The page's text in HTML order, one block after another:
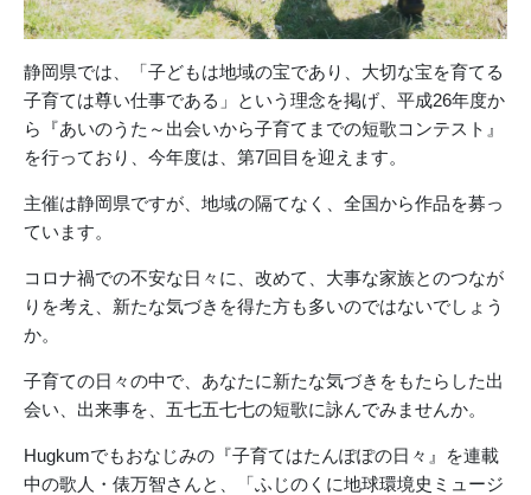
静岡県では、「子どもは地域の宝であり、大切な宝を育てる
子育ては尊い仕事である」という理念を掲げ、平成26年度か
ら『あいのうた～出会いから子育てまでの短歌コンテスト』
を行っており、今年度は、第7回目を迎えます。
主催は静岡県ですが、地域の隔てなく、全国から作品を募っ
ています。
コロナ禍での不安な日々に、改めて、大事な家族とのつなが
りを考え、新たな気づきを得た方も多いのではないでしょう
か。
子育ての日々の中で、あなたに新たな気づきをもたらした出
会い、出来事を、五七五七七の短歌に詠んでみませんか。
Hugkumでもおなじみの『子育てはたんぽぽの日々』を連載
中の歌人・俵万智さんと、「ふじのくに地球環境史ミュージ